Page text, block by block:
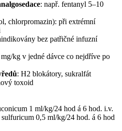
: např. fentanyl 5–10
chlorpromazin): při extrémní
bez patřičné infuzní
kg v jedné dávce co nejdříve po
: H2 blokátory, sukralfát
toxoid
1 ml/kg/24 hod á 6 hod. i.v.
0,5 ml/kg/24 hod. á 6 hod